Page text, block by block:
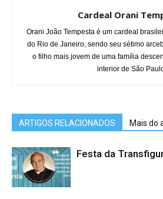
Cardeal Orani
Orani João Tempesta é um cardeal
do Rio de Janeiro, sendo seu sétimo
o filho mais jovem de uma família
interior de São
ARTIGOS RELACIONADOS Mais do
Festa da